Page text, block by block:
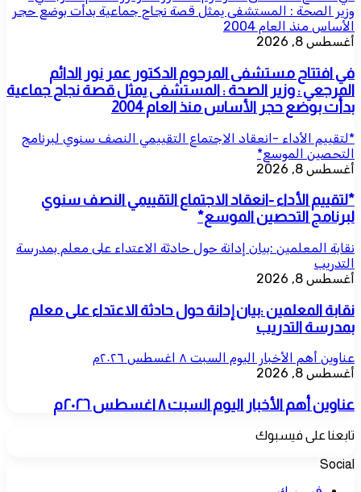
وزير الصحة : المستشفى يمثل قصة نجاح جماعية بدأت بوضع حجر
الأساس منذ العام 2004
أغسطس 8, 2026
في افتتاح مستشفى المرحوم الدكتور عمر نور الدائم
المرجعي : وزير الصحة : المستشفى يمثل قصة نجاح جماعية
بدأت بوضع حجر الأساس منذ العام 2004
*لتقييم الأداء -انعقاد الاجتماع التقييمي النصف سنوي لبرنامج
التحصين الموسع*
أغسطس 8, 2026
*لتقييم الأداء -انعقاد الاجتماع التقييمي النصف سنوي
لبرنامج التحصين الموسع*
نقابة المعلمين :بيان إدانة حول حادثة الاعتداء على معلم بمدرسة
التدريب
أغسطس 8, 2026
نقابة المعلمين :بيان إدانة حول حادثة الاعتداء على معلم
بمدرسة التدريب
عناوين أهم الأخبار اليوم السبت ٨ اغسطس ٢٠٢٦م
أغسطس 8, 2026
عناوين أهم الأخبار اليوم السبت ٨ اغسطس ٢٠٢٦م
تابعنا على فيسبوك
Social